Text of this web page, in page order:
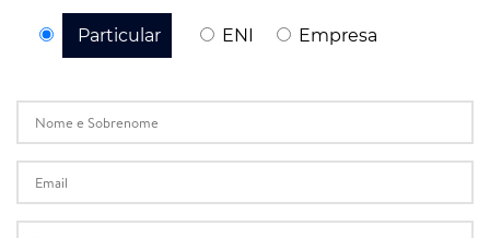
Particular ENI Empresa